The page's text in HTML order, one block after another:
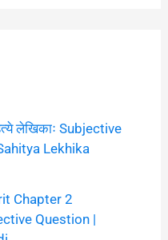
लेखिकाः Subjective
Lekhika
Chapter 2
Question |